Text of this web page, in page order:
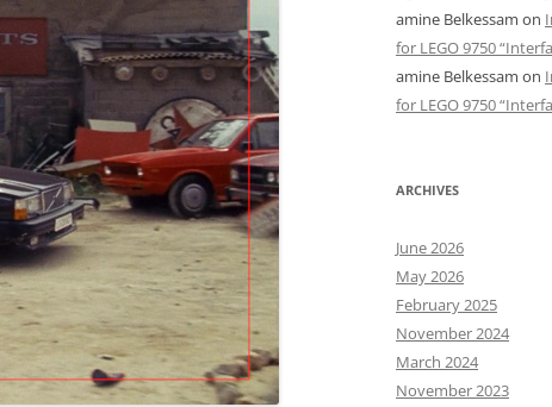
amine Belkessam on
for LEGO 9750
amine Belkessam on
for LEGO 9750
ARCHIVES
June 2026
May 2026
February 2025
November 2024
March 2024
November 2023